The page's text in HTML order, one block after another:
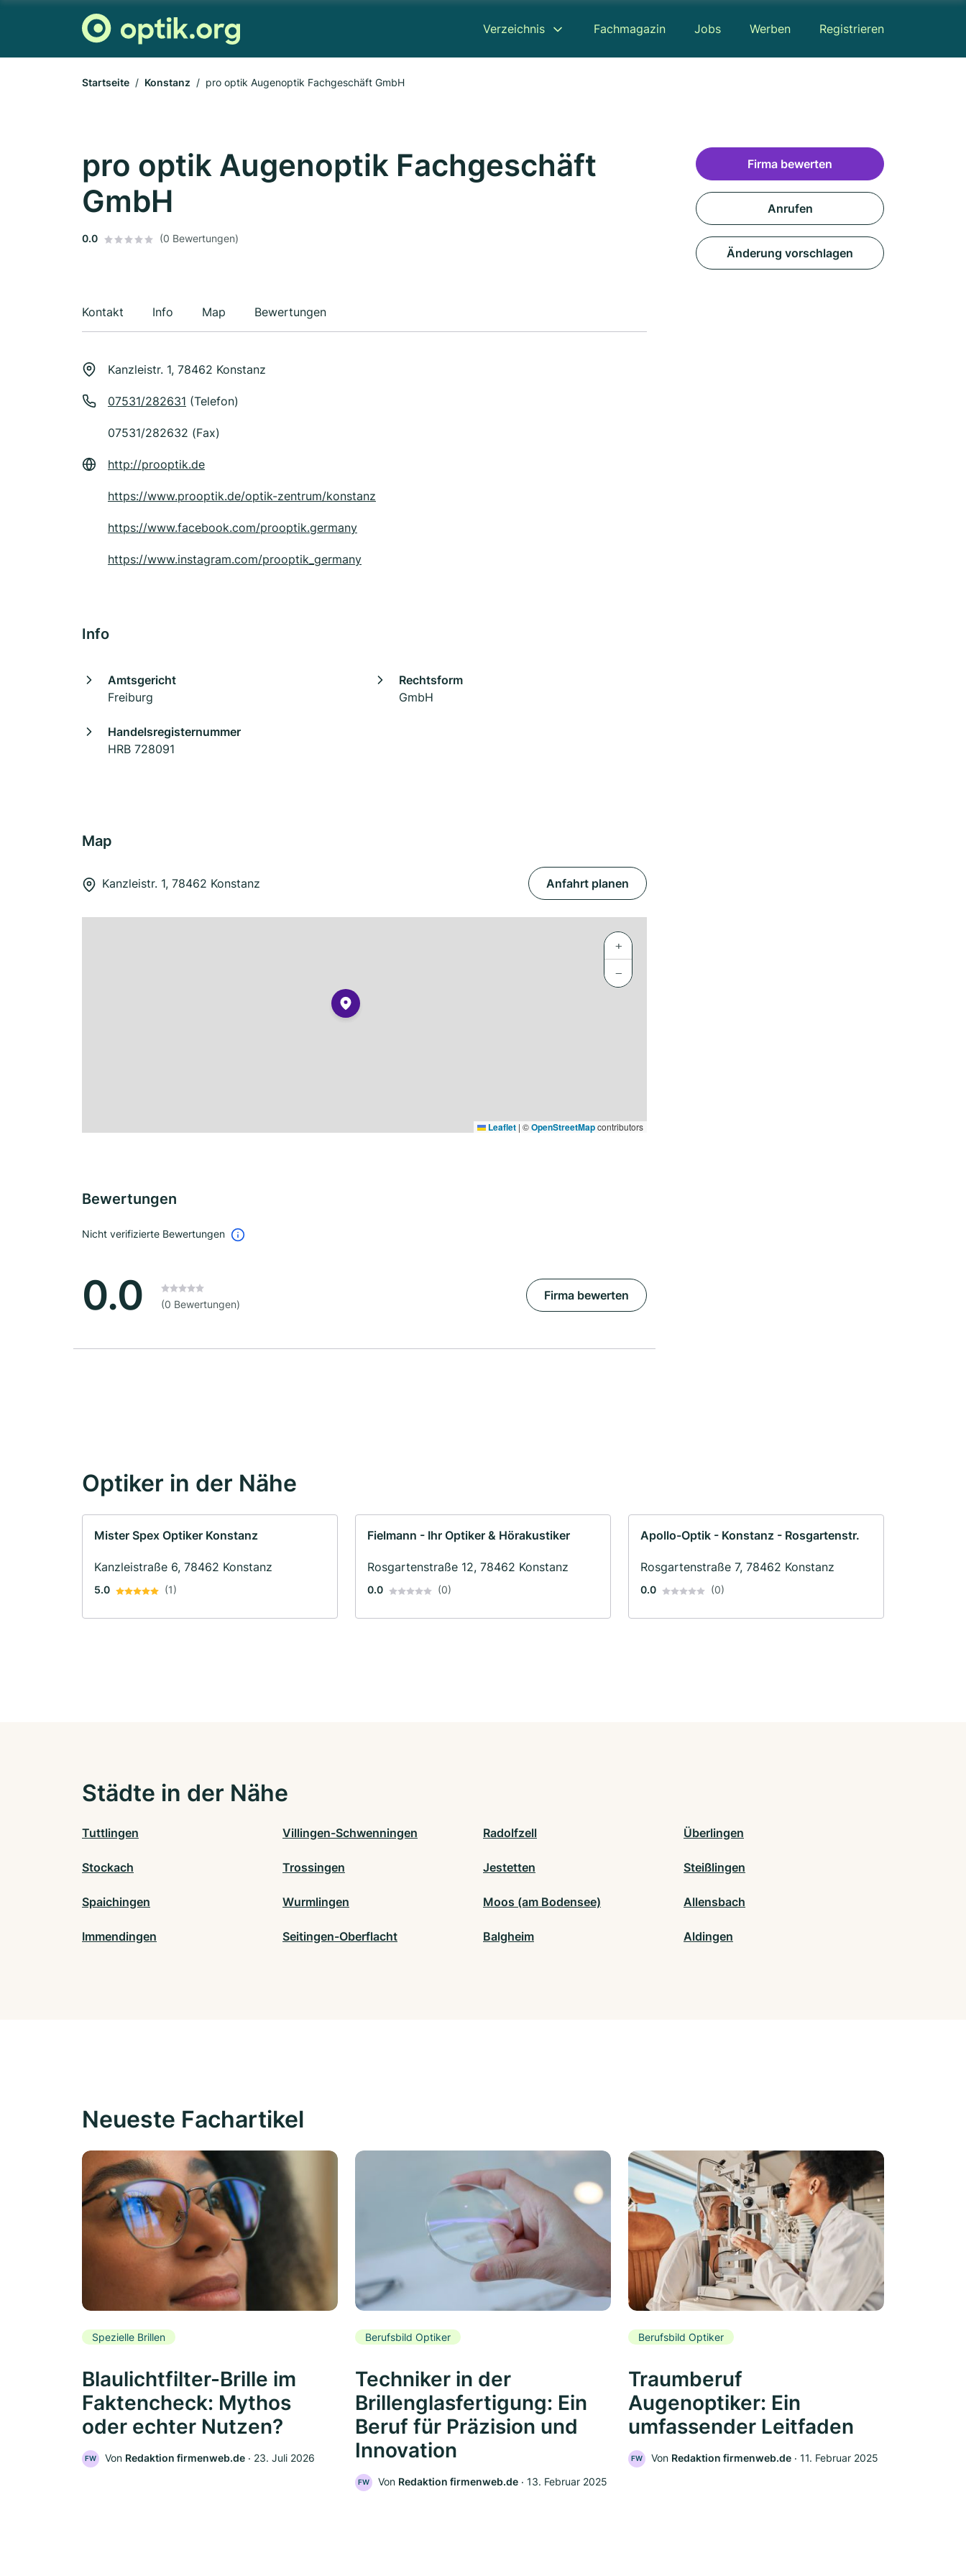
Verzeichnis Fachmagazin Jobs Werben Registrieren
Startseite Konstanz pro optik Augenoptik Fachgeschäft GmbH
pro optik Augenoptik Fachgeschäft
GmbH
0.0 (0 Bewertungen)
Kontakt Info Map Bewertungen
Kanzleistr. 1, 78462 Konstanz
07531/282631 (Telefon)
07531/282632 (Fax)
http://prooptik.de
https://www.prooptik.de/optik-zentrum/konstanz
https://www.facebook.com/prooptik.germany
https://www.instagram.com/prooptik_germany
Info
Amtsgericht
Freiburg
Rechtsform
GmbH
Handelsregisternummer
HRB 728091
Map
Kanzleistr. 1, 78462 Konstanz Anfahrt planen
+
−
Leaflet | ©OpenStreetMapcontributors
Bewertungen
Nicht verifizierte Bewertungen
0.0 (0 Bewertungen)
Firma bewerten
Firma bewerten
Anrufen
Änderung vorschlagen
Optiker in der Nähe
Mister Spex Optiker Konstanz
Kanzleistraße 6, 78462 Konstanz
5.0 (1)
Fielmann - Ihr Optiker & Hörakustiker
Rosgartenstraße 12, 78462 Konstanz
0.0 (0)
Apollo-Optik - Konstanz - Rosgartenstr.
Rosgartenstraße 7, 78462 Konstanz
0.0 (0)
Städte in der Nähe
Tuttlingen Villingen-Schwenningen Radolfzell Überlingen
Stockach Trossingen Jestetten Steißlingen
Spaichingen Wurmlingen Moos (am Bodensee) Allensbach
Immendingen Seitingen-Oberflacht Balgheim Aldingen
Neueste Fachartikel
Spezielle Brillen
Blaulichtfilter-Brille im
Faktencheck: Mythos
oder echter Nutzen?
FW Von Redaktion firmenweb.de ‧ 23. Juli 2026
Berufsbild Optiker
Techniker in der
Brillenglasfertigung: Ein
Beruf für Präzision und
Innovation
FW Von Redaktion firmenweb.de ‧ 13. Februar 2025
Berufsbild Optiker
Traumberuf
Augenoptiker: Ein
umfassender Leitfaden
FW Von Redaktion firmenweb.de ‧ 11. Februar 2025